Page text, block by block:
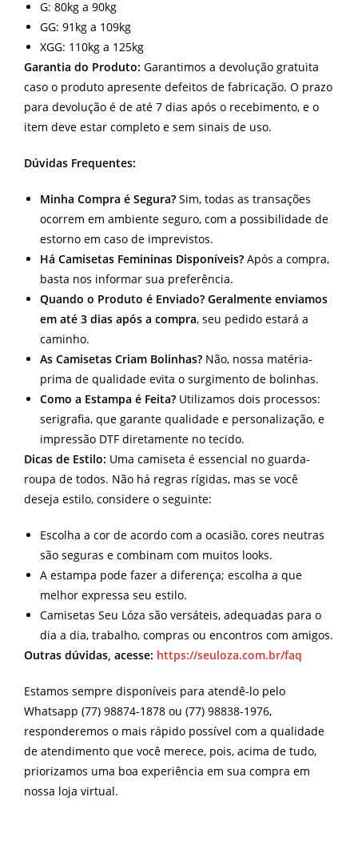
G: 80kg a 90kg
GG: 91kg a 109kg
XGG: 110kg a 125kg
Garantia do Produto: Garantimos a devolução gratuita
caso o produto apresente defeitos de fabricação. O prazo
para devolução é de até 7 dias após o recebimento, e o
item deve estar completo e sem sinais de uso.
Dúvidas Frequentes:
Minha Compra é Segura? Sim, todas as transações
ocorrem em ambiente seguro, com a possibilidade de
estorno em caso de imprevistos.
Há Camisetas Femininas Disponíveis? Após a compra,
basta nos informar sua preferência.
Quando o Produto é Enviado? Geralmente enviamos
em até 3 dias após a compra, seu pedido estará a
caminho.
As Camisetas Criam Bolinhas? Não, nossa matéria-
prima de qualidade evita o surgimento de bolinhas.
Como a Estampa é Feita? Utilizamos dois processos:
serigrafia, que garante qualidade e personalização, e
impressão DTF diretamente no tecido.
Dicas de Estilo: Uma camiseta é essencial no guarda-
roupa de todos. Não há regras rígidas, mas se você
deseja estilo, considere o seguinte:
Escolha a cor de acordo com a ocasião, cores neutras
são seguras e combinam com muitos looks.
A estampa pode fazer a diferença; escolha a que
melhor expressa seu estilo.
Camisetas Seu Lóza são versáteis, adequadas para o
dia a dia, trabalho, compras ou encontros com amigos.
Outras dúvidas, acesse: https://seuloza.com.br/faq
Estamos sempre disponíveis para atendê-lo pelo
Whatsapp (77) 98874-1878 ou (77) 98838-1976,
responderemos o mais rápido possível com a qualidade
de atendimento que você merece, pois, acima de tudo,
priorizamos uma boa experiência em sua compra em
nossa loja virtual.